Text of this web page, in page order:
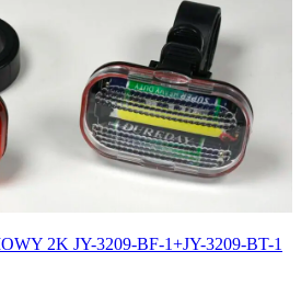
2K JY-3209-BF-1+JY-3209-BT-1